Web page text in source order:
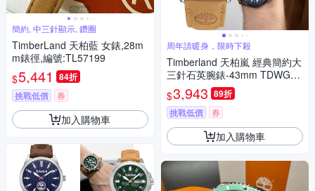
簡約, 中三針顯示, 鑽圈
TimberLand 天柏藍 女錶,28m
m錶徑,編號:TL57199
$5,441 84折
挑戰低價 券
加入購物車
周年請暖身，限時下殺
Timberland 天柏嵐 經典簡約大
三針石英腕錶-43mm TDWGB0
041402
$3,943 89折
挑戰低價 券
加入購物車